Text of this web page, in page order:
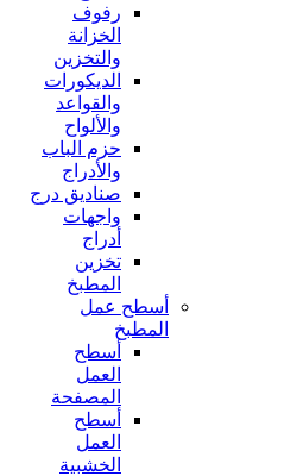
رفوف
الخزانة
والتخزين
الديكورات
والقواعد
والألواح
حزم الباب
والأدراج
صناديق درج
واجهات
أدراج
تخزين
المطبخ
أسطح عمل
المطبخ
أسطح
العمل
المصفحة
أسطح
العمل
الخشبية